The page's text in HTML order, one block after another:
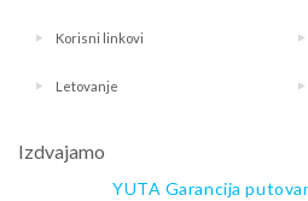
Korisni linkovi
Letovanje
Izdvajamo
YUTA Garancija